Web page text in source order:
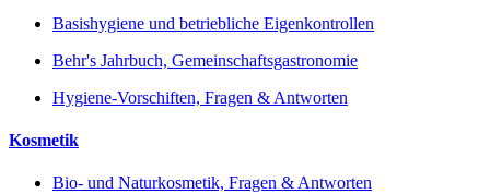
Basishygiene und betriebliche Eigenkontrollen
Behr's Jahrbuch, Gemeinschaftsgastronomie
Hygiene-Vorschiften, Fragen & Antworten
Kosmetik
Bio- und Naturkosmetik, Fragen & Antworten